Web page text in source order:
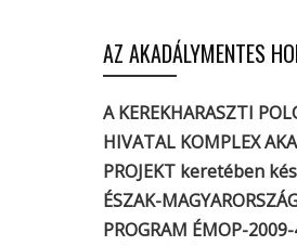
AZ AKADÁLYMENTES
A KEREKHARASZTI
HIVATAL KOMPLEX
PROJEKT keretében
ÉSZAK-
PROGRAM ÉMOP-